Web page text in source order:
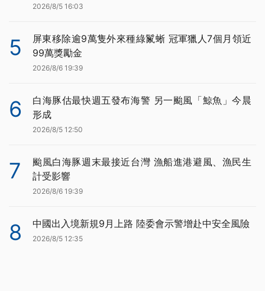
2026/8/5 16:03
5
屏東移除逾9萬隻外來種綠鬣蜥 冠軍獵人7個月領近
99萬獎勵金
2026/8/6 19:39
6
白海豚估最快週五發布海警 另一颱風「鯨魚」今晨
形成
2026/8/5 12:50
7
颱風白海豚週末最接近台灣 漁船進港避風、漁民生
計受影響
2026/8/6 19:39
8 中國出入境新規9月上路 陸委會示警增赴中安全風險
2026/8/5 12:35